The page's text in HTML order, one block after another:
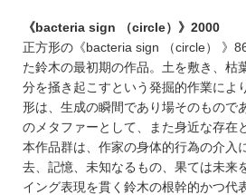
《bacteria sign （circle）》2000
正方形の《bacteria sign （circle） 》
た鈴木の最初期の作品。土を敷き、枯
分を掻き起こすという発掘的作業によ
形は、生成の瞬間であり場そのもので
のメタファーとして、また身近な存在
本作品群は、作家の身体的行為の介入
去、記憶、未知なるもの、果ては未来
イング表現を貫く鈴木の根幹的かつ代